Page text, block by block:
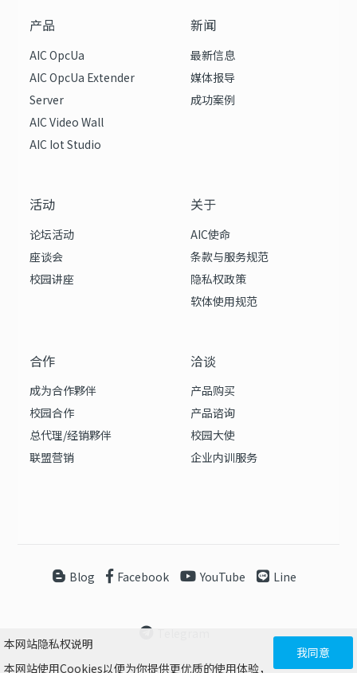
产品
AIC OpcUa
AIC OpcUa Extender
Server
AIC Video Wall
AIC Iot Studio
新闻
最新信息
媒体报导
成功案例
活动
论坛活动
座谈会
校园讲座
关于
AIC使命
条款与服务规范
隐私权政策
软体使用规范
合作
成为合作夥伴
校园合作
总代理/经销夥伴
联盟营销
洽谈
产品购买
产品谘询
校园大使
企业内训服务
Blog Facebook YouTube Line
本网站隐私权说明
本网站使用Cookies以便为你提供更优质的使用体验，
我同意